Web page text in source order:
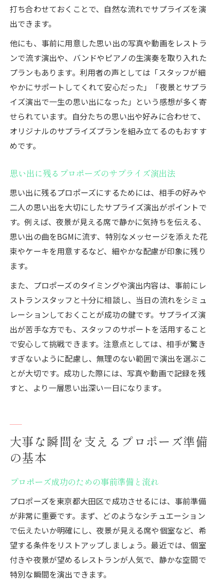
打ち合わせておくことで、自然な流れでサプライズを演
出できます。
他にも、事前に用意した思い出の写真や動画をレストラ
ンで流す演出や、バンドやピアノの生演奏を取り入れた
プランもあります。利用者の声としては「スタッフが細
やかにサポートしてくれて安心だった」「夜景とサプラ
イズ演出で一生の思い出になった」という感想が多く寄
せられています。自分たちの思い出や好みに合わせて、
オリジナルのサプライズプランを組み立てるのもおすす
めです。
思い出に残るプロポーズのサプライズ演出法
思い出に残るプロポーズにするためには、相手の好みや
二人の思い出を大切にしたサプライズ演出がポイントで
す。例えば、夜景が見える席で静かに気持ちを伝える、
思い出の曲をBGMに流す、特別なメッセージを添えた花
束やケーキを用意するなど、細やかな配慮が印象に残り
ます。
また、プロポーズのタイミングや演出内容は、事前にレ
ストランスタッフと十分に相談し、当日の流れをシミュ
レーションしておくことが成功の鍵です。サプライズ演
出が苦手な方でも、スタッフのサポートを活用すること
で安心して挑戦できます。注意点としては、相手が驚き
すぎないように配慮し、無理のない範囲で演出を選ぶこ
とが大切です。成功した際には、写真や動画で記録を残
すと、より一層思い出深い一日になります。
大事な瞬間を支えるプロポーズ準備
の基本
プロポーズ成功のための事前準備と流れ
プロポーズを東京都大田区で成功させるには、事前準備
が非常に重要です。まず、どのようなシチュエーション
で伝えたいか明確にし、夜景が見える席や個室など、希
望する条件をリストアップしましょう。最近では、個室
付きや夜景が望めるレストランが人気で、静かな空間で
特別な瞬間を演出できます。